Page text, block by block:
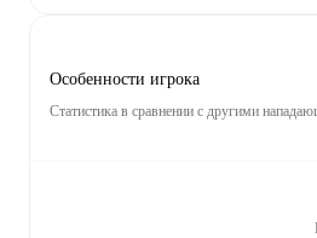
Особенности игрока
Статистика в сравнении с другими